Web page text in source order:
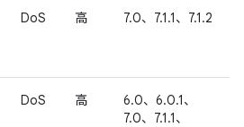
DoS 高 7.0、7.1.1、7.1.2
DoS 高
6.0、6.0.1、
7.0、7.1.1、